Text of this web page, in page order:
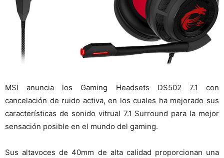
MSI anuncia los Gaming Headsets DS502 7.1 con
cancelación de ruido activa, en los cuales ha mejorado sus
características de sonido vitrual 7.1 Surround para la mejor
sensación posible en el mundo del gaming.
Sus altavoces de 40mm de alta calidad proporcionan una